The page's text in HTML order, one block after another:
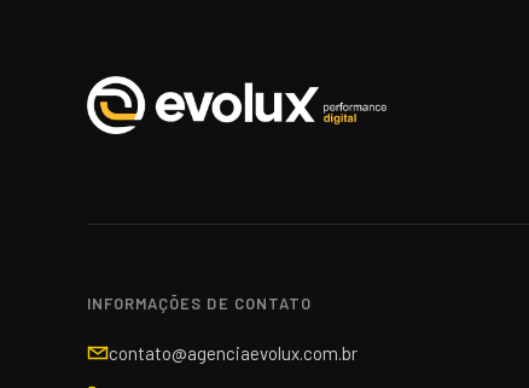
INFORMAÇÕES DE CONTATO
contato@agenciaevolux.com.br